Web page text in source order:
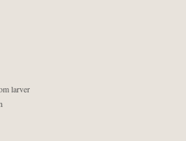
larver